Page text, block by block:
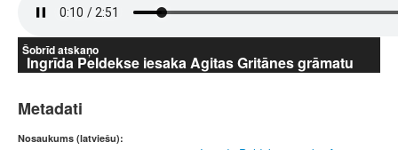
Šobrīd atskaņo
Ingrīda Peldekse iesaka Agitas Gritānes grāmatu
"Jēkabs Bīne" (2020)
Metadati
Nosaukums (latviešu):